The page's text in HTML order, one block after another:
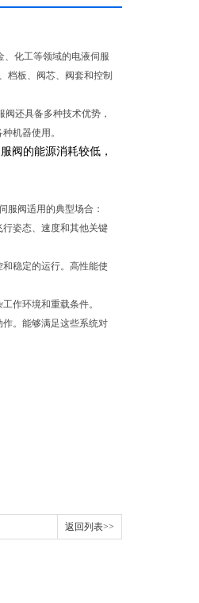
、化工等领域的电液伺服
档板、阀芯、阀套和控制
还具备多种技术优势，
机器使用。
阀的能源消耗较低，
服阀适用的典型场合：
姿态、速度和其他关键
稳定的运行。高性能使
作环境和重载条件。
。能够满足这些系统对
返回列表>>